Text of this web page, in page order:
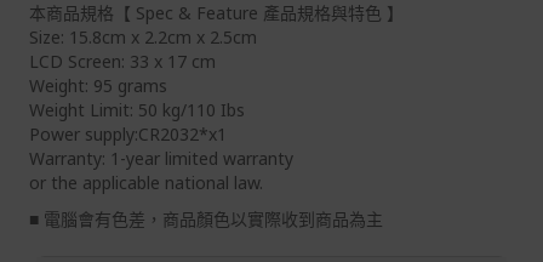
本商品規格【 Spec & Feature 產品規格與特色 】
Size: 15.8cm x 2.2cm x 2.5cm
LCD Screen: 33 x 17 cm
Weight: 95 grams
Weight Limit: 50 kg/110 Ibs
Power supply:CR2032*x1
Warranty: 1-year limited warranty
or the applicable national law.
■ 電腦會有色差，商品顏色以實際收到商品為主